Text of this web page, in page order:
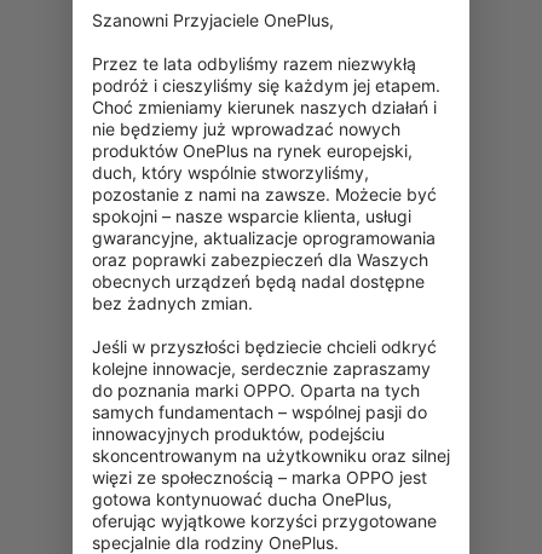
Szanowni Przyjaciele OnePlus,
Przez te lata odbyliśmy razem niezwykłą
podróż i cieszyliśmy się każdym jej etapem.
Choć zmieniamy kierunek naszych działań i
nie będziemy już wprowadzać nowych
produktów OnePlus na rynek europejski,
duch, który wspólnie stworzyliśmy,
pozostanie z nami na zawsze. Możecie być
spokojni – nasze wsparcie klienta, usługi
gwarancyjne, aktualizacje oprogramowania
oraz poprawki zabezpieczeń dla Waszych
obecnych urządzeń będą nadal dostępne
bez żadnych zmian.
Jeśli w przyszłości będziecie chcieli odkryć
kolejne innowacje, serdecznie zapraszamy
do poznania marki OPPO. Oparta na tych
samych fundamentach – wspólnej pasji do
innowacyjnych produktów, podejściu
skoncentrowanym na użytkowniku oraz silnej
więzi ze społecznością – marka OPPO jest
gotowa kontynuować ducha OnePlus,
oferując wyjątkowe korzyści przygotowane
specjalnie dla rodziny OnePlus.